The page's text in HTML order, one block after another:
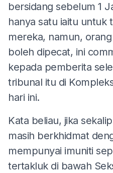
bersidang sebelum 1
hanya satu iaitu untuk
mereka, namun,
boleh dipecat, ini
kepada pemberita
tribunal itu di
hari ini.
Kata beliau, jika
masih berkhidmat
mempunyai imuniti
tertakluk di bawah